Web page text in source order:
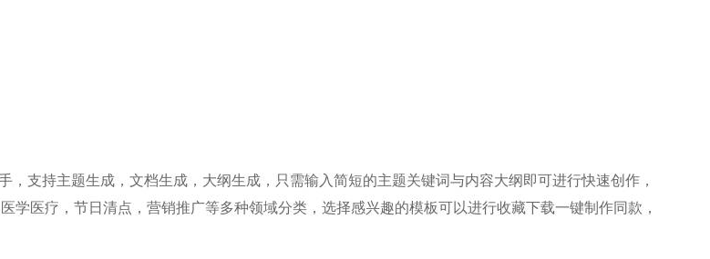
支持主题生成，文档生成，大纲生成，只需输入简短的主题关键词与内容大纲即可进行快速创作，
医疗，节日清点，营销推广等多种领域分类，选择感兴趣的模板可以进行收藏下载一键制作同款，